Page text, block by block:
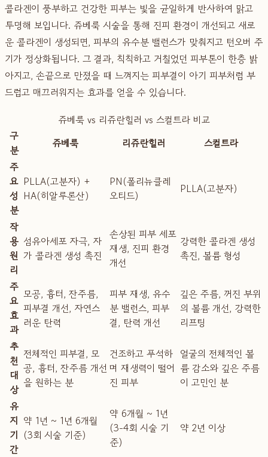
콜라겐이 풍부하고 건강한 피부는 빛을 균일하게 반사하여 맑고
투명해 보입니다. 쥬베룩 시술을 통해 진피 환경이 개선되고 새로
운 콜라겐이 생성되면, 피부의 유수분 밸런스가 맞춰지고 턴오버 주
기가 정상화됩니다. 그 결과, 칙칙하고 거칠었던 피부톤이 한층 밝
아지고, 손끝으로 만졌을 때 느껴지는 피부결이 아기 피부처럼 부
드럽고 매끄러워지는 효과를 얻을 수 있습니다.
쥬베룩 vs 리쥬란힐러 vs 스컬트라 비교
구
분
쥬베룩 리쥬란힐러
스컬트라
주
요
성
분
PLLA(고분자) +
HA(히알루론산)
PN(폴리뉴클레
오티드)
PLLA(고분자)
작
용
원
리
섬유아세포 자극, 자
가 콜라겐 생성 촉진
손상된 피부 세포
재생, 진피 환경
개선
강력한 콜라겐 생성
촉진, 볼륨 형성
주
요
효
과
모공, 흉터, 잔주름,
피부결 개선, 자연스
러운 탄력
피부 재생, 유수
분 밸런스, 피부
결, 탄력 개선
깊은 주름, 꺼진 부위
의 볼륨 개선, 강력한
리프팅
추
천
대
상
전체적인 피부결, 모
공, 흉터, 잔주름 개선
을 원하는 분
건조하고 푸석하
며 재생력이 떨어
진 피부
얼굴의 전체적인 볼
륨 감소와 깊은 주름
이 고민인 분
유
지
기
간
약 1년 ~ 1년 6개월
(3회 시술 기준)
약 6개월 ~ 1년
(3-4회 시술 기
준)
약 2년 이상